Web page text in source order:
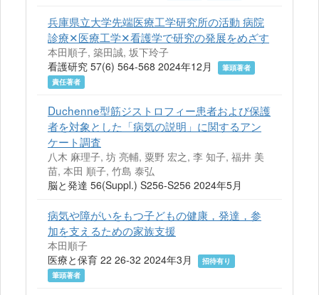
兵庫県立大学先端医療工学研究所の活動 病院
診療✕医療工学✕看護学で研究の発展をめざす
本田順子, 築田誠, 坂下玲子
看護研究 57(6) 564-568 2024年12月
筆頭著者
責任著者
Duchenne型筋ジストロフィー患者および保護
者を対象とした「病気の説明」に関するアン
ケート調査
八木 麻理子, 坊 亮輔, 粟野 宏之, 李 知子, 福井 美
苗, 本田 順子, 竹島 泰弘
脳と発達 56(Suppl.) S256-S256 2024年5月
病気や障がいをもつ子どもの健康，発達，参
加を支えるための家族支援
本田順子
医療と保育 22 26-32 2024年3月
招待有り
筆頭著者